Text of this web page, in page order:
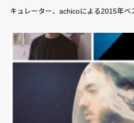
キュレーター、achicoによる2015年ベ